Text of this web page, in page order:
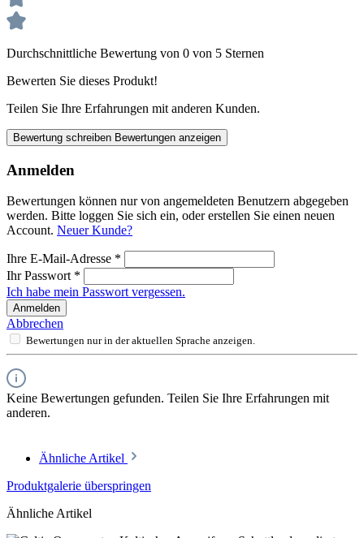
Durchschnittliche Bewertung von 0 von 5 Sternen
Bewerten Sie dieses Produkt!
Teilen Sie Ihre Erfahrungen mit anderen Kunden.
Bewertung schreiben Bewertungen anzeigen
Anmelden
Bewertungen können nur von angemeldeten Benutzern abgegeben
werden. Bitte loggen Sie sich ein, oder erstellen Sie einen neuen
Account. Neuer Kunde?
Ihre E-Mail-Adresse *
Ihr Passwort *
Ich habe mein Passwort vergessen.
Anmelden
Abbrechen
Bewertungen nur in der aktuellen Sprache anzeigen.
Keine Bewertungen gefunden. Teilen Sie Ihre Erfahrungen mit
anderen.
Ähnliche Artikel
Produktgalerie überspringen
Ähnliche Artikel